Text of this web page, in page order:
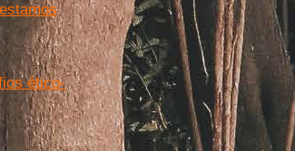
ético-